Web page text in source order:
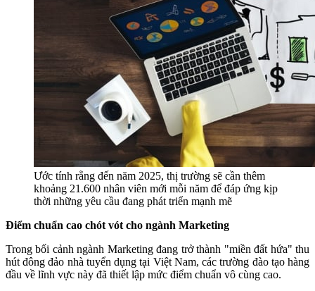
Ước tính rằng đến năm 2025, thị trường sẽ cần thêm
khoảng 21.600 nhân viên mới mỗi năm để đáp ứng kịp
thời những yêu cầu đang phát triển mạnh mẽ
Điểm chuẩn cao chót vót cho ngành Marketing
Trong bối cảnh ngành Marketing đang trở thành "miền đất hứa" thu
hút đông đảo nhà tuyển dụng tại Việt Nam, các trường đào tạo hàng
đầu về lĩnh vực này đã thiết lập mức điểm chuẩn vô cùng cao.